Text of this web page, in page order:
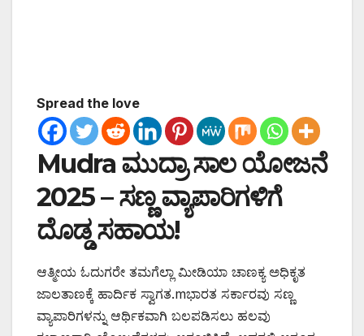
Spread the love
Mudra ಮುದ್ರಾ ಸಾಲ ಯೋಜನೆ
2025 – ಸಣ್ಣ ವ್ಯಾಪಾರಿಗಳಿಗೆ
ದೊಡ್ಡ ಸಹಾಯ!
ಆತ್ಮೀಯ ಓದುಗರೇ ತಮಗೆಲ್ಲಾ ಮೀಡಿಯಾ ಚಾಣಕ್ಯ ಅಧಿಕೃತ
ಜಾಲತಾಣಕ್ಕೆ ಹಾರ್ದಿಕ ಸ್ವಾಗತ.mಭಾರತ ಸರ್ಕಾರವು ಸಣ್ಣ
ವ್ಯಾಪಾರಿಗಳನ್ನು ಆರ್ಥಿಕವಾಗಿ ಬಲಪಡಿಸಲು ಹಲವು